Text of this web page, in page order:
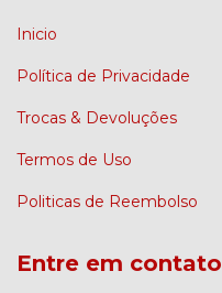
Inicio
Política de Privacidade
Trocas & Devoluções
Termos de Uso
Politicas de Reembolso
Entre em contato